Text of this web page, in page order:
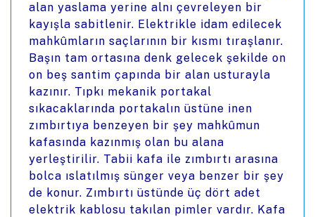
alan yaslama yerine alnı çevreleyen bir
kayışla sabitlenir. Elektrikle idam edilecek
mahkûmların saçlarının bir kısmı tıraşlanır.
Başın tam ortasına denk gelecek şekilde on
on beş santim çapında bir alan usturayla
kazınır. Tıpkı mekanik portakal
sıkacaklarında portakalın üstüne inen
zımbırtıya benzeyen bir şey mahkûmun
kafasında kazınmış olan bu alana
yerleştirilir. Tabii kafa ile zımbırtı arasına
bolca ıslatılmış sünger veya benzer bir şey
de konur. Zımbırtı üstünde üç dört adet
elektrik kablosu takılan pimler vardır. Kafa